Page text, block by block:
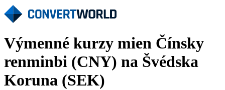
Výmenné kurzy mien Čínsky
renminbi (CNY) na Švédska
Koruna (SEK)